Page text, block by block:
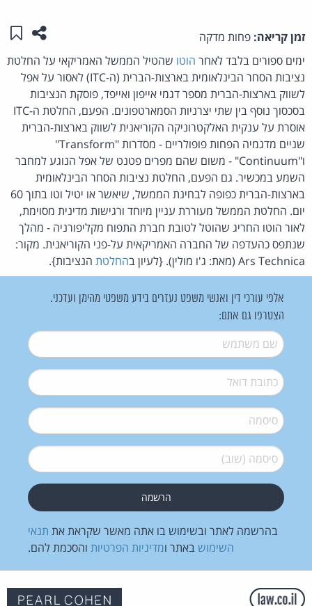
זמן קריאה: פחות מדקה שתפו
ימים ספורים בלבד לאחר הוטו שהטיל הממשל האמריקאי על החלטת
נציבות הסחר הבינלאומית בארצות-הברית (ה-ITC) לאסור על אפל
לשווק בארצות-הברית מספר דגמי אייפון ואייפד, פוסקת הנציבות
בסכסוך נוסף בין שתי יצרניות הסמארטפונים. הפעם, החלטת ה-ITC
אוסרת על ענקית האלקטרוניקה הקוריאנית לשווק בארצות-הברית
שניים מדגמיה הפחות פופולריים - מסדרות "Transform"
ו"Continuum" - משום שהם מפרים פטנט של אפל הנוגע למחבר
השמע במכשיר. גם הפעם, החלטת נציבות הסחר הבינלאומית
בארצות-הברית כפופה לבחינת הממשל, שיאשר או יטיל וטו בתוך 60
יום. החלטת הממשל מעוררת עניין מיוחד ורגישות מדינית מסוימת,
לאור הוטו החריג שהוטל לטובת חברת התפוח מקליפורניה - מהלך
שנתפס כהעדפה של החברה האמריקאית על-פני הקוריאנית. מקור:
Ars Technica (מאת: ג'ו מולין). {לעיון ב
החלטת הנציבות}.
אלפי עורכי דין ואנשי משפט נעזרים בידע משפטי מהימן ועדכני.
הצטרפו גם אתם:
שם משתמש*
דואל*
סיסמה*
סיסמה (שוב)*
בהרשמה לאתר ובשימוש בו אתה מאשר שקראת את תנאי
השימוש באתר ומדיניות הפרטיות והסכמת להם.